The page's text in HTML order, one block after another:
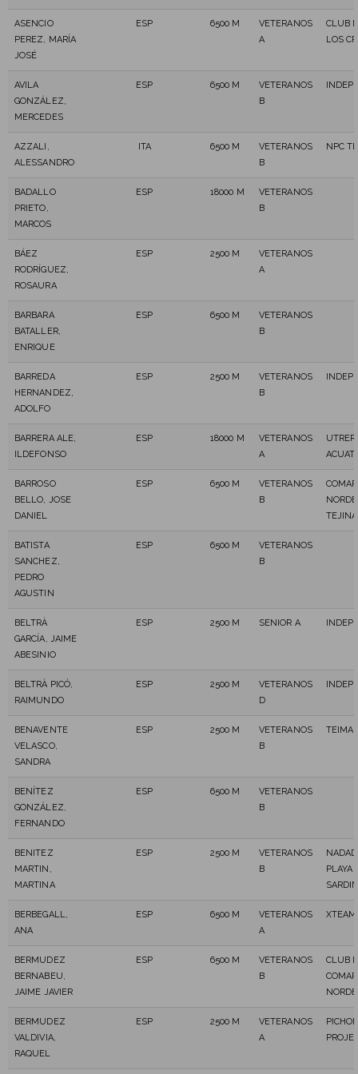
ASENCIO
PEREZ, MARÍA
JOSÉ
ESP 6500 M
VETERANOS
A
CLUB
LOS
AVILA
GONZÁLEZ,
MERCEDES
ESP 6500 M
VETERANOS
B
AZZALI,
ALESSANDRO
ITA 6500 M
VETERANOS
B
NPC
BADALLO
PRIETO,
MARCOS
ESP 18000 M
VETERANOS
B
BÁEZ
RODRÍGUEZ,
ROSAURA
ESP 2500 M
VETERANOS
A
BARBARA
BATALLER,
ENRIQUE
ESP 6500 M
VETERANOS
B
BARREDA
HERNANDEZ,
ADOLFO
ESP 2500 M
VETERANOS
B
BARRERA ALE,
ILDEFONSO
ESP 18000 M
VETERANOS
A
BARROSO
BELLO, JOSE
DANIEL
ESP 6500 M
VETERANOS
B
TEJINA
BATISTA
SANCHEZ,
PEDRO
AGUSTIN
ESP 6500 M
VETERANOS
B
BELTRÀ
GARCÍA, JAIME
ABESINIO
ESP 2500 M SENIOR A
BELTRÀ PICÓ,
RAIMUNDO
ESP 2500 M
VETERANOS
D
BENAVENTE
VELASCO,
SANDRA
ESP 2500 M
VETERANOS
B
BENÍTEZ
GONZÁLEZ,
FERNANDO
ESP 6500 M
VETERANOS
B
BENITEZ
MARTIN,
MARTINA
ESP 2500 M
VETERANOS
B
PLAYA
BERBEGALL,
ANA
ESP 6500 M
VETERANOS
A
XTEAM
BERMUDEZ
BERNABEU,
JAIME JAVIER
ESP 6500 M
VETERANOS
B
CLUB
BERMUDEZ
VALDIVIA,
RAQUEL
ESP 2500 M
VETERANOS
A